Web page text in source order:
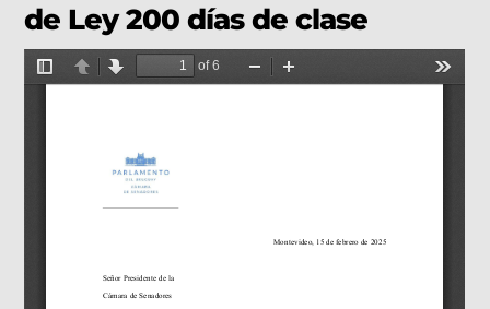
de Ley 200 días de clase